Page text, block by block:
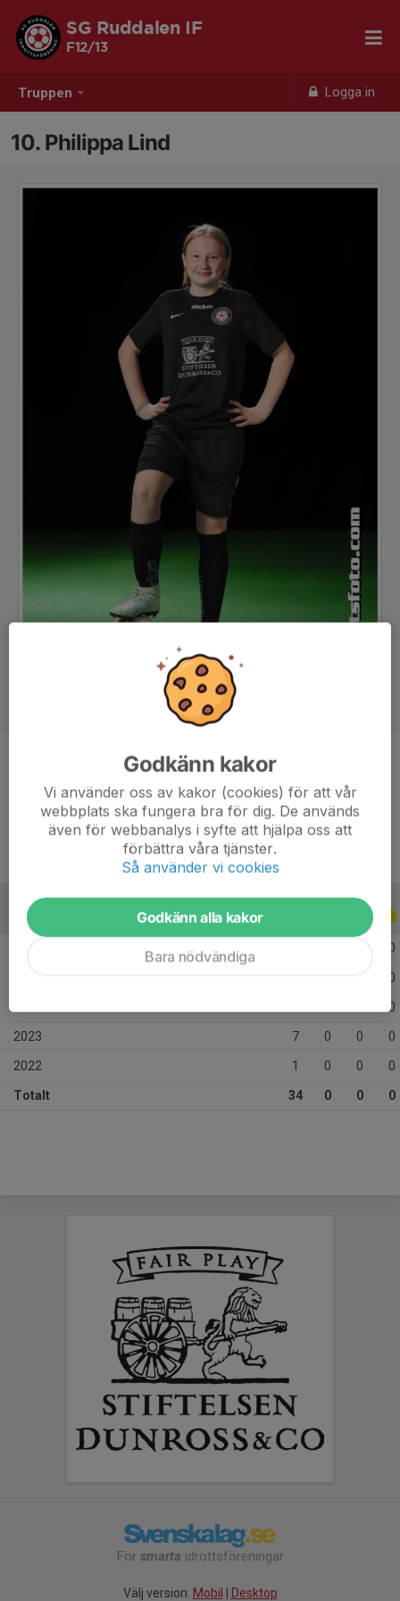
Truppen Logga in
SG Ruddalen IF
F12/13
10. Philippa Lind
Back
Ålder
12 år
ALLA SERIER ALLA ÅR
0
0
0
2023 7 0 0 0
2022 1 0 0 0
Totalt 34 0 0 0
För smarta idrottsföreningar
Välj version: Mobil Desktop
Godkänn kakor
Vi använder oss av kakor (cookies) för att vår
webbplats ska fungera bra för dig. De används
även för webbanalys i syfte att hjälpa oss att
förbättra våra tjänster.
Så använder vi cookies
Godkänn alla kakor
Bara nödvändiga